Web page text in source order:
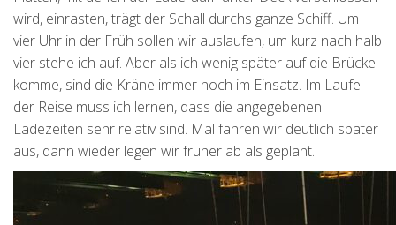
wird, einrasten, trägt der Schall durchs ganze Schiff. Um
vier Uhr in der Früh sollen wir auslaufen, um kurz nach halb
vier stehe ich auf. Aber als ich wenig später auf die Brücke
komme, sind die Kräne immer noch im Einsatz. Im Laufe
der Reise muss ich lernen, dass die angegebenen
Ladezeiten sehr relativ sind. Mal fahren wir deutlich später
aus, dann wieder legen wir früher ab als geplant.